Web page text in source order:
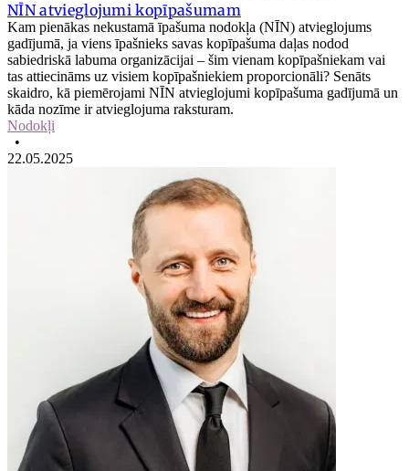
NĪN atvieglojumi kopīpašumam
Kam pienākas nekustamā īpašuma nodokļa (NĪN) atvieglojums
gadījumā, ja viens īpašnieks savas kopīpašuma daļas nodod
sabiedriskā labuma organizācijai – šim vienam kopīpašniekam vai
tas attiecināms uz visiem kopīpašniekiem proporcionāli? Senāts
skaidro, kā piemērojami NĪN atvieglojumi kopīpašuma gadījumā un
kāda nozīme ir atvieglojuma raksturam.
Nodokļi
•
22.05.2025